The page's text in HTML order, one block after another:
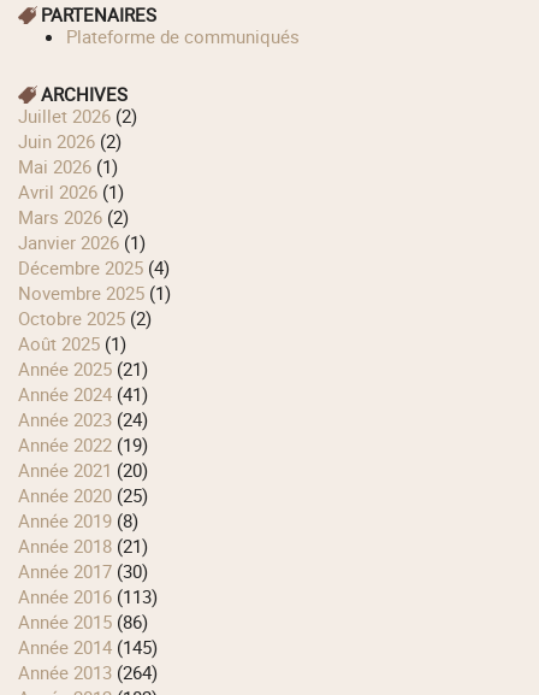
PARTENAIRES
Plateforme de communiqués
ARCHIVES
juillet 2026 (2)
juin 2026 (2)
mai 2026 (1)
avril 2026 (1)
mars 2026 (2)
janvier 2026 (1)
décembre 2025 (4)
novembre 2025 (1)
octobre 2025 (2)
août 2025 (1)
année 2025 (21)
année 2024 (41)
année 2023 (24)
année 2022 (19)
année 2021 (20)
année 2020 (25)
année 2019 (8)
année 2018 (21)
année 2017 (30)
année 2016 (113)
année 2015 (86)
année 2014 (145)
année 2013 (264)